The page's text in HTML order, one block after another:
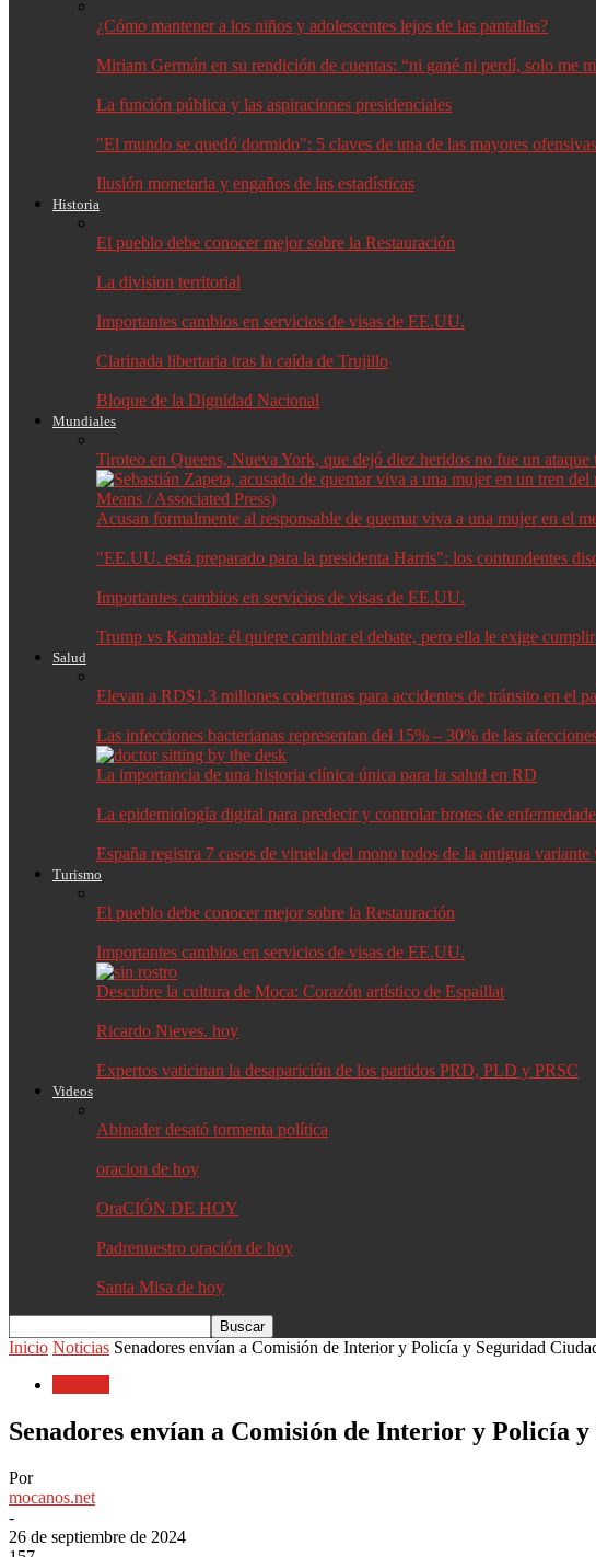
¿Cómo mantener a los niños y adolescentes lejos de las pantallas?
Miriam Germán en su rendición de cuentas: “ni gané ni perdí, solo me
La función pública y las aspiraciones presidenciales
"El mundo se quedó dormido": 5 claves de una de las mayores
Ilusión monetaria y engaños de las estadísticas
Historia
El pueblo debe conocer mejor sobre la Restauración
La division territorial
Importantes cambios en servicios de visas de EE.UU.
Clarinada libertaria tras la caída de Trujillo
Bloque de la Dignidad Nacional
Mundiales
Tiroteo en Queens, Nueva York, que dejó diez heridos no fue un
Acusan formalmente al responsable de quemar viva a una mujer en el
"EE.UU. está preparado para la presidenta Harris": los contundentes
Importantes cambios en servicios de visas de EE.UU.
Trump vs Kamala: él quiere cambiar el debate, pero ella le exige
Salud
Elevan a RD$1.3 millones coberturas para accidentes de tránsito en el
Las infecciones bacterianas representan del 15% – 30% de las
La importancia de una historia clínica única para la salud en RD
La epidemiología digital para predecir y controlar brotes de
España registra 7 casos de viruela del mono todos de la antigua
Turismo
El pueblo debe conocer mejor sobre la Restauración
Importantes cambios en servicios de visas de EE.UU.
Descubre la cultura de Moca: Corazón artístico de Espaillat
Ricardo Nieves. hoy
Expertos vaticinan la desaparición de los partidos PRD, PLD y PRSC
Videos
Abinader desató tormenta política
oracion de hoy
OraCIÓN DE HOY
Padrenuestro oración de hoy
Santa Misa de hoy
Inicio Noticias Senadores envían a Comisión de Interior y Policía y Seguridad
Senadores envían a Comisión de Interior y Policía
Por
mocanos.net
-
26 de septiembre de 2024